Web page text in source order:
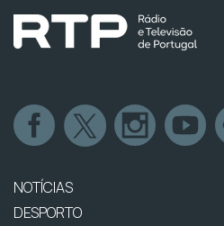
NOTÍCIAS
DESPORTO